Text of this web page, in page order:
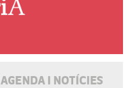
AGENDA I NOTÍCIES